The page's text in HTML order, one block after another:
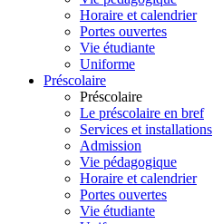
Horaire et calendrier
Portes ouvertes
Vie étudiante
Uniforme
Préscolaire
Préscolaire
Le préscolaire en bref
Services et installations
Admission
Vie pédagogique
Horaire et calendrier
Portes ouvertes
Vie étudiante